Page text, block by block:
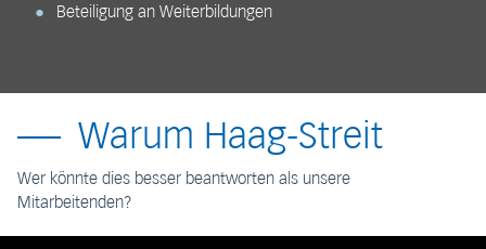
Beteiligung an Weiterbildungen
Warum Haag-Streit
Wer könnte dies besser beantworten als unsere
Mitarbeitenden?